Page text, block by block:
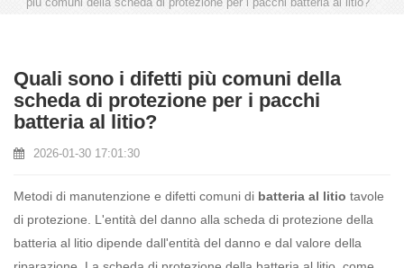
Quali sono i difetti più comuni della
scheda di protezione per i pacchi
batteria al litio?
2026-01-30 17:01:30
Metodi di manutenzione e difetti comuni di batteria al litio tavole
di protezione. L'entità del danno alla scheda di protezione della
batteria al litio dipende dall'entità del danno e dal valore della